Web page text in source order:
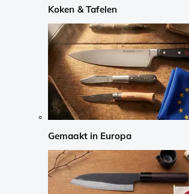
Koken & Tafelen
Gemaakt in Europa